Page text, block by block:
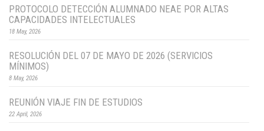
PROTOCOLO DETECCIÓN ALUMNADO NEAE POR ALTAS
CAPACIDADES INTELECTUALES
18 May, 2026
RESOLUCIÓN DEL 07 DE MAYO DE 2026 (SERVICIOS
MÍNIMOS)
8 May, 2026
REUNIÓN VIAJE FIN DE ESTUDIOS
22 April, 2026